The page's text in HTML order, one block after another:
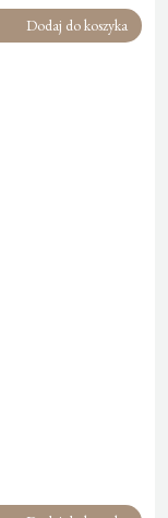
Dodaj do koszyka